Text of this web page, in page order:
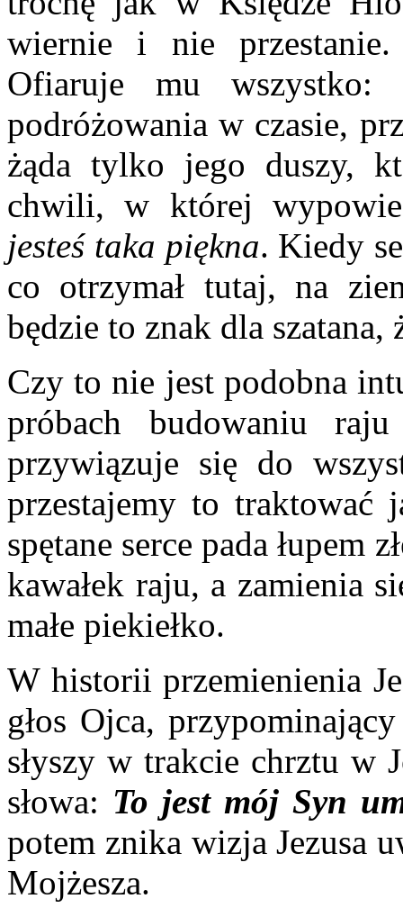
wiernie i nie przestanie.
Ofiaruje mu wszystko:
podróżowania w czasie,
żąda tylko jego duszy,
chwili, w której
jesteś taka piękna. Kiedy
co otrzymał tutaj, na
będzie to znak dla szatana,
Czy to nie jest podobna
próbach budowaniu
przywiązuje się do
przestajemy to traktować
spętane serce pada łupem
kawałek raju, a zamienia
małe piekiełko.
W historii przemienienia
głos Ojca,
słyszy w trakcie chrztu w
słowa: To jest mój Syn
potem znika wizja Jezusa
Mojżesza.